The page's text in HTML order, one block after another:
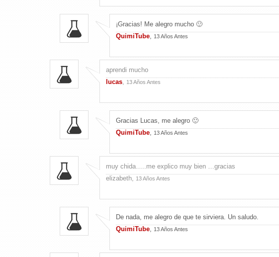
¡Gracias! Me alegro mucho 🙂
QuimiTube, 13 Años Antes
aprendi mucho
lucas, 13 Años Antes
Gracias Lucas, me alegro 🙂
QuimiTube, 13 Años Antes
muy chida…..me explico muy bien …gracias
elizabeth,
13 Años Antes
De nada, me alegro de que te sirviera. Un saludo.
QuimiTube, 13 Años Antes